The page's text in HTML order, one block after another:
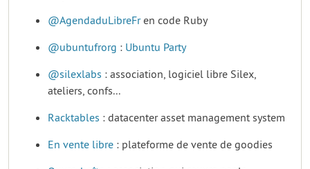
@AgendaduLibreFren code Ruby
@ubuntufrorg : Ubuntu Party
@silexlabs : association, logiciel libre Silex,
ateliers, confs...
Racktables : datacenter asset management system
En vente libre : plateforme de vente de goodies